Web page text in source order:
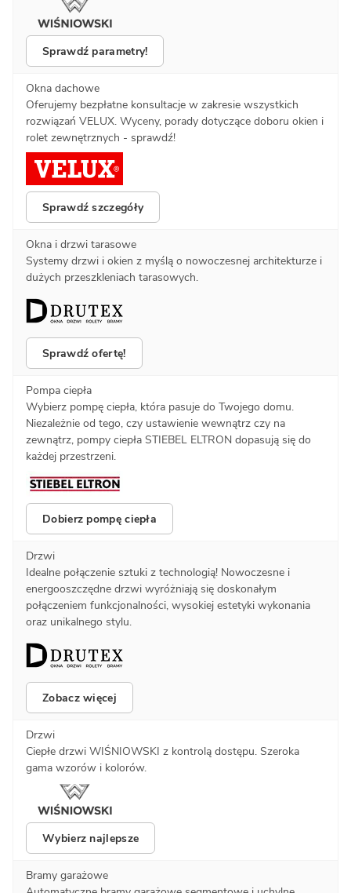
Sprawdź parametry!
Okna dachowe
Oferujemy bezpłatne konsultacje w zakresie wszystkich
rozwiązań VELUX. Wyceny, porady dotyczące doboru okien i
rolet zewnętrznych - sprawdź!
Sprawdź szczegóły
Okna i drzwi tarasowe
Systemy drzwi i okien z myślą o nowoczesnej architekturze i
dużych przeszkleniach tarasowych.
Sprawdź ofertę!
Pompa ciepła
Wybierz pompę ciepła, która pasuje do Twojego domu.
Niezależnie od tego, czy ustawienie wewnątrz czy na
zewnątrz, pompy ciepła STIEBEL ELTRON dopasują się do
każdej przestrzeni.
Dobierz pompę ciepła
Drzwi
Idealne połączenie sztuki z technologią! Nowoczesne i
energooszczędne drzwi wyróżniają się doskonałym
połączeniem funkcjonalności, wysokiej estetyki wykonania
oraz unikalnego stylu.
Zobacz więcej
Drzwi
Ciepłe drzwi WIŚNIOWSKI z kontrolą dostępu. Szeroka
gama wzorów i kolorów.
Wybierz najlepsze
Bramy garażowe